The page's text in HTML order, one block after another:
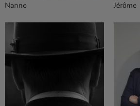
Nanne Jérôme